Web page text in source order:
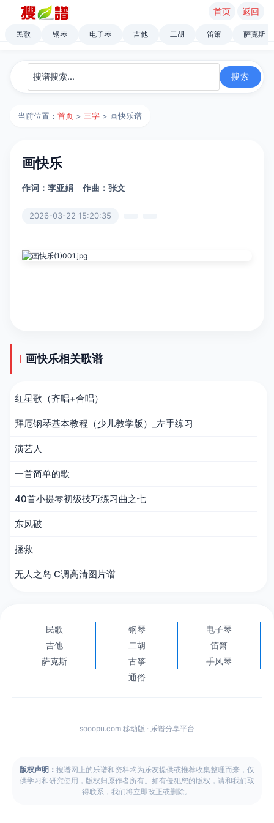
首页 返回
民歌 钢琴 电子琴 吉他 二胡 笛箫 萨克斯
当前位置：首页 > 三字 > 画快乐谱
画快乐
作词：李亚娟 作曲：张文
2026-03-22 15:20:35
画快乐相关歌谱
红星歌（齐唱+合唱）
拜厄钢琴基本教程（少儿教学版）_左手练习
演艺人
一首简单的歌
40首小提琴初级技巧练习曲之七
东风破
拯救
无人之岛 C调高清图片谱
民歌 钢琴
电子琴
吉他
二胡
笛箫
萨克斯
古筝
手风琴
通俗
sooopu.com 移动版 · 乐谱分享平台
版权声明： 搜谱网上的乐谱和资料均为乐友提供或推荐收集整理而来，仅
供学习和研究使用，版权归原作者所有。如有侵犯您的版权，请和我们取
得联系，我们将立即改正或删除。